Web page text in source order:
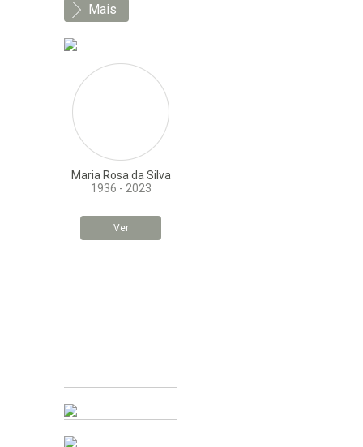
Mais
Maria Rosa da Silva
1936 - 2023
Ver